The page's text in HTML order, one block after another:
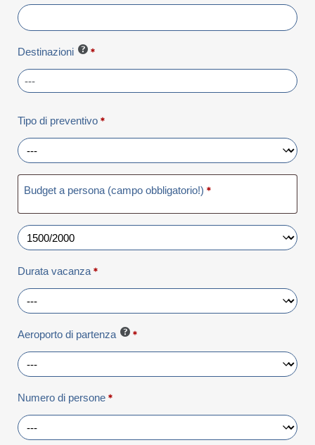
Destinazioni *
Tipo di preventivo *
Budget a persona (campo obbligatorio!) *
Durata vacanza *
Aeroporto di partenza *
Numero di persone *